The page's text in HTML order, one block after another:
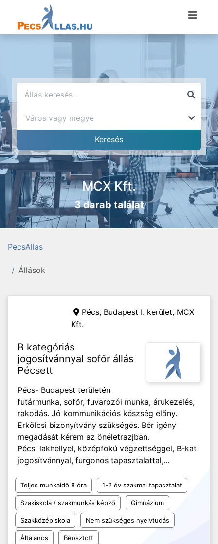
MCX Kft.
3 darab találat
PecsAllas
Állások
Pécs, Budapest I. kerület, MCX
Kft.
B kategóriás
jogosítvánnyal sofőr állás
Pécsett
Pécs- Budapest területén
futármunka, sofőr, fuvarozói munka, árukezelés,
rakodás. Jó kommunikációs készség előny.
Erkölcsi bizonyítvány szükséges. Bér igény
megadását kérem az önéletrazjban.
Pécsi lakhellyel, középfokú végzettséggel, B-kat
jogosítvánnyal, furgonos tapasztalattal,...
Teljes munkaidő 8 óra 1-2 év szakmai tapasztalat
Szakiskola / szakmunkás képző Gimnázium
Szakközépiskola Nem szükséges nyelvtudás
Általános Beosztott